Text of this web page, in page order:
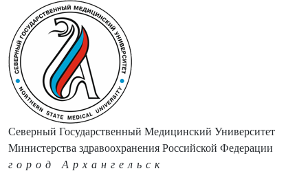
Северный Государственный Медицинский Университет
Министерства здравоохранения Российской Федерации
город Архангельск